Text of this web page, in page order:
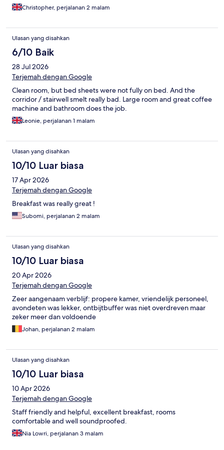
Christopher, perjalanan 2 malam
Ulasan yang disahkan
6/10 Baik
28 Jul 2026
Terjemah dengan Google
Clean room, but bed sheets were not fully on bed. And the
corridor / stairwell smelt really bad. Large room and great coffee
machine and bathroom does the job.
Leonie, perjalanan 1 malam
Ulasan yang disahkan
10/10 Luar biasa
17 Apr 2026
Terjemah dengan Google
Breakfast was really great !
Subomi, perjalanan 2 malam
Ulasan yang disahkan
10/10 Luar biasa
20 Apr 2026
Terjemah dengan Google
Zeer aangenaam verblijf: propere kamer, vriendelijk personeel,
avondeten was lekker, ontbijtbuffer was niet overdreven maar
zeker meer dan voldoende
Johan, perjalanan 2 malam
Ulasan yang disahkan
10/10 Luar biasa
10 Apr 2026
Terjemah dengan Google
Staff friendly and helpful, excellent breakfast, rooms
comfortable and well soundproofed.
Nia Lowri, perjalanan 3 malam